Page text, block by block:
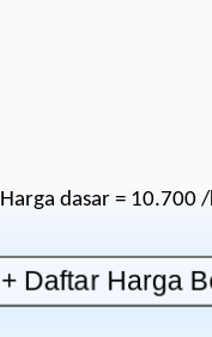
Harga dasar = 10.700